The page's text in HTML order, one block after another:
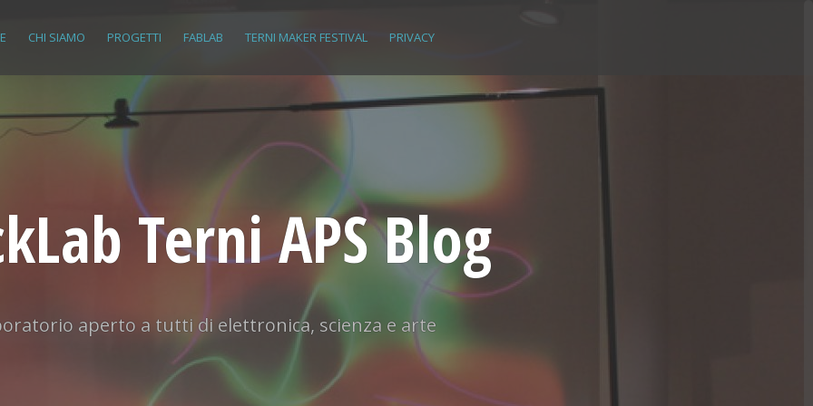
CHI SIAMO PROGETTI FABLAB TERNI MAKER FESTIVAL PRIVACY
Terni APS Blog
aperto a tutti di elettronica, scienza e arte